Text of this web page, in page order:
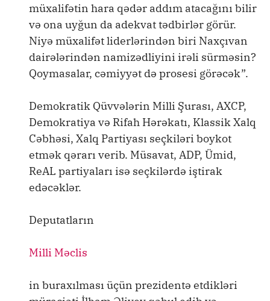
müxalifətin hara qədər addım atacağını bilir
və ona uyğun da adekvat tədbirlər görür.
Niyə müxalifət liderlərindən biri Naxçıvan
dairələrindən namizədliyini irəli sürməsin?
Qoymasalar, cəmiyyət də prosesi görəcək”.
Demokratik Qüvvələrin Milli Şurası, AXCP,
Demokratiya və Rifah Hərəkatı, Klassik Xalq
Cəbhəsi, Xalq Partiyası seçkiləri boykot
etmək qərarı verib. Müsavat, ADP, Ümid,
ReAL partiyaları isə seçkilərdə iştirak
edəcəklər.
Deputatların
Milli Məclis
in buraxılması üçün prezidentə etdikləri